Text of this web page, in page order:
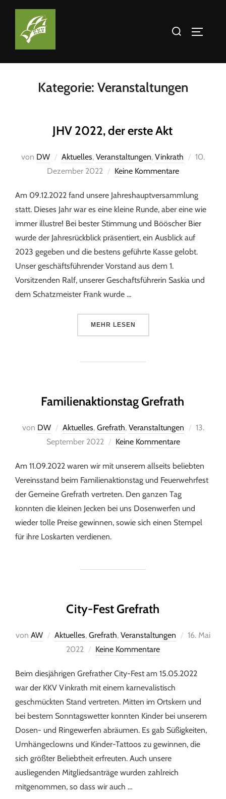
Kategorie: Veranstaltungen
JHV 2022, der erste Akt
von DW Aktuelles, Veranstaltungen, Vinkrath
10.
Dezember 2022
Keine Kommentare
Am 09.12.2022 fand unsere Jahreshauptversammlung
statt. Dieses Jahr war es eine kleine Runde, aber eine wie
immer illustre! Bei bester Stimmung und Bööscher Bier
wurde der Jahresrückblick präsentiert, ein Ausblick auf
2023 gegeben und die bestens geführte Kasse gelobt.
Unser geschäftsführender Vorstand aus dem 1.
Vorsitzenden Ralf, unserer Geschaftsführerin Saskia und
dem Schatzmeister Frank wurde …
MEHR LESEN
Familienaktionstag Grefrath
von DW Aktuelles, Grefrath, Veranstaltungen
13.
September 2022
Keine Kommentare
Am 11.09.2022 waren wir mit unserem allseits beliebten
Vereinsstand beim Familienaktionstag und Feuerwehrfest
der Gemeine Grefrath vertreten. Den ganzen Tag
konnten die kleinen Jecken bei uns Dosenwerfen und
wieder tolle Preise gewinnen, sowie sich einen Stempel
für ihre Loskarten verdienen.
City-Fest Grefrath
von AW Aktuelles, Grefrath, Veranstaltungen
16. Mai
2022
Keine Kommentare
Beim diesjährigen Grefrather City-Fest am 15.05.2022
war der KKV Vinkrath mit einem karnevalistisch
geschmückten Stand vertreten. Mitten im Ortskern und
bei bestem Sonntagswetter konnten Kinder bei unserem
Dosen- und Ringewerfen abräumen. Es gab Süßigkeiten,
Umhängeclowns und Kinder-Tattoos zu gewinnen, die
sich größter Beliebtheit erfreuten. Auch unsere
ausliegenden Mitgliedsanträge wurden zahlreich
mitgenommen, so dass wir auch …